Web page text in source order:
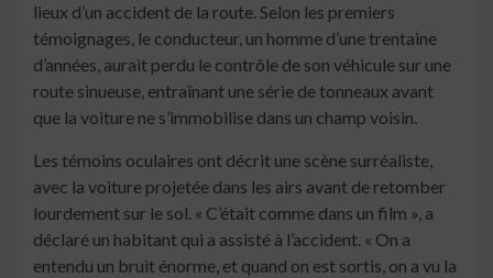
lieux d’un accident de la route. Selon les premiers
témoignages, le conducteur, un homme d’une trentaine
d’années, aurait perdu le contrôle de son véhicule sur une
route sinueuse, entraînant une série de tonneaux avant
que la voiture ne s’immobilise dans un champ voisin.
Les témoins oculaires ont décrit une scène surréaliste,
avec la voiture projetée dans les airs avant de retomber
lourdement sur le sol. « C’était comme dans un film », a
déclaré un habitant qui a assisté à l’accident. « On a
entendu un bruit énorme, et quand on est sortis, on a vu la